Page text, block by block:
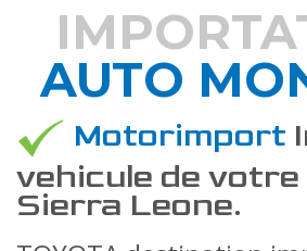
DÉCOUVREZ COMMENT
AUTO
Motorimport
vehicule de votre
Sierra Leone.